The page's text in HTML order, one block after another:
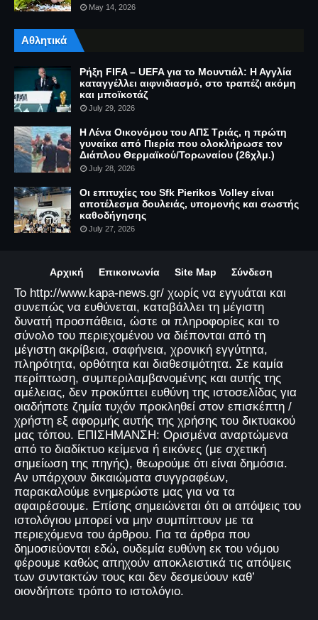
May 14, 2026
Αθλητικά
Ρήξη FIFA – UEFA για το Μουντιάλ: Η Αγγλία
καταγγέλλει αιφνιδιασμό, στο τραπέζι ακόμη
και μποϊκοτάζ
July 29, 2026
Η Λένα Οικονόμου του ΑΠΣ Τριάς, η πρώτη
γυναίκα από Πιερία που ολοκλήρωσε τον
Διάπλου Θερμαϊκού/Τορωναίου (26χλμ.)
July 28, 2026
Οι επιτυχίες του Sfk Pierikos Volley είναι
αποτέλεσμα δουλειάς, υπομονής και σωστής
καθοδήγησης
July 27, 2026
Αρχική Επικοινωνία Site Map Σύνδεση
Το http://www.kapa-news.gr/ χωρίς να εγγυάται και
συνεπώς να ευθύνεται, καταβάλλει τη μέγιστη
δυνατή προσπάθεια, ώστε οι πληροφορίες και το
σύνολο του περιεχομένου να διέπονται από τη
μέγιστη ακρίβεια, σαφήνεια, χρονική εγγύτητα,
πληρότητα, ορθότητα και διαθεσιμότητα. Σε καμία
περίπτωση, συμπεριλαμβανομένης και αυτής της
αμέλειας, δεν προκύπτει ευθύνη της ιστοσελίδας για
οιαδήποτε ζημία τυχόν προκληθεί στον επισκέπτη /
χρήστη εξ αφορμής αυτής της χρήσης του δικτυακού
μας τόπου. ΕΠΙΣΗΜΑΝΣΗ: Ορισμένα αναρτώμενα
από το διαδίκτυο κείμενα ή εικόνες (με σχετική
σημείωση της πηγής), θεωρούμε ότι είναι δημόσια.
Αν υπάρχουν δικαιώματα συγγραφέων,
παρακαλούμε ενημερώστε μας για να τα
αφαιρέσουμε. Επίσης σημειώνεται ότι οι απόψεις του
ιστολόγιου μπορεί να μην συμπίπτουν με τα
περιεχόμενα του άρθρου. Για τα άρθρα που
δημοσιεύονται εδώ, ουδεμία ευθύνη εκ του νόμου
φέρουμε καθώς απηχούν αποκλειστικά τις απόψεις
των συντακτών τους και δεν δεσμεύουν καθ’
οιονδήποτε τρόπο το ιστολόγιο.